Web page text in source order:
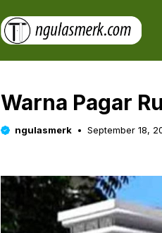
Warna Pagar
ngulasmerk September 18,